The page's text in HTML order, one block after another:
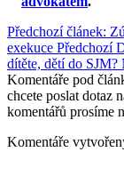
Předchozí článek:
exekuce Předchozí
dítěte, dětí do SJM?
Komentáře pod
chcete poslat dotaz
komentářů prosíme
Komentáře